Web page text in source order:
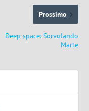
Prossimo
Deep space: Sorvolando
Marte